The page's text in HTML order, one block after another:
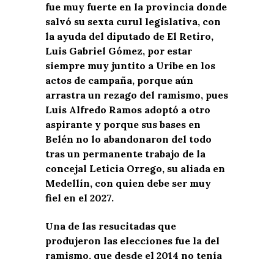
fue muy fuerte en la provincia donde
salvó su sexta curul legislativa, con
la ayuda del diputado de El Retiro,
Luis Gabriel Gómez, por estar
siempre muy juntito a Uribe en los
actos de campaña, porque aún
arrastra un rezago del ramismo, pues
Luis Alfredo Ramos adoptó a otro
aspirante y porque sus bases en
Belén no lo abandonaron del todo
tras un permanente trabajo de la
concejal Leticia Orrego, su aliada en
Medellín, con quien debe ser muy
fiel en el 2027.
Una de las resucitadas que
produjeron las elecciones fue la del
ramismo, que desde el 2014 no tenía